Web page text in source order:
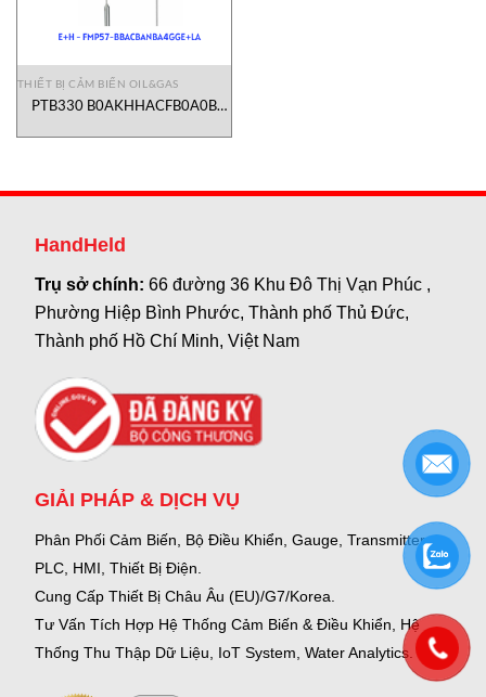
THIẾT BỊ CẢM BIẾN OIL&GAS
PTB330 B0AKHHACFB0A0B
HandHeld
Trụ sở chính:66 đường 36 Khu Đô Thị Vạn Phúc ,
Phường Hiệp Bình Phước, Thành phố Thủ Đức,
Thành phố Hồ Chí Minh, Việt Nam
GIẢI PHÁP & DỊCH VỤ
Phân Phối Cảm Biến, Bộ Điều Khiển, Gauge, Transmitter,
PLC, HMI, Thiết Bị Điện.
Cung Cấp Thiết Bị Châu Âu (EU)/G7/Korea.
Tư Vấn Tích Hợp Hệ Thống Cảm Biến & Điều Khiển, Hệ
Thống Thu Thập Dữ Liệu, IoT System, Water Analytics.